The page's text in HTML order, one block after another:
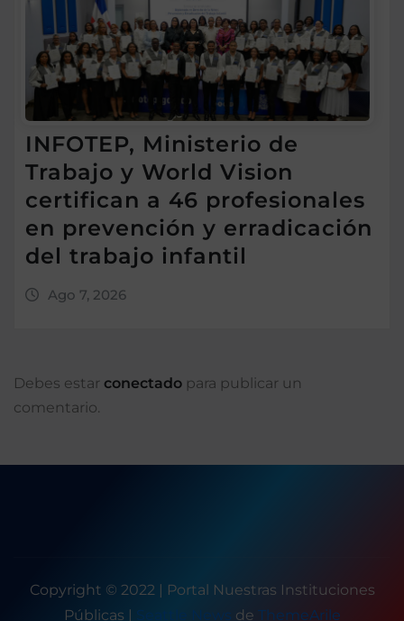
INFOTEP, Ministerio de
Trabajo y World Vision
certifican a 46 profesionales
en prevención y erradicación
del trabajo infantil
Ago 7, 2026
Debes estar conectado para publicar un
comentario.
Copyright © 2022 | Portal Nuestras Instituciones
Públicas | Seattle News de ThemeArile